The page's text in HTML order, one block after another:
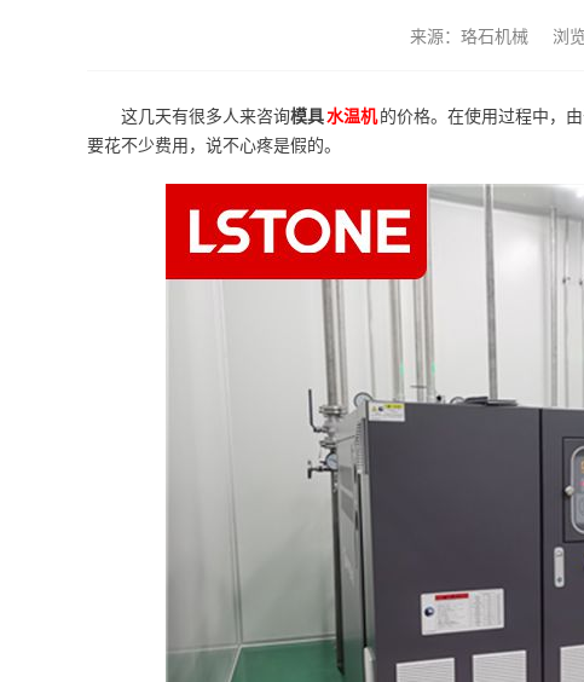
来源：珞石机械 浏
这几天有很多人来咨询模具水温机的价格。在使用过程中，
要花不少费用，说不心疼是假的。